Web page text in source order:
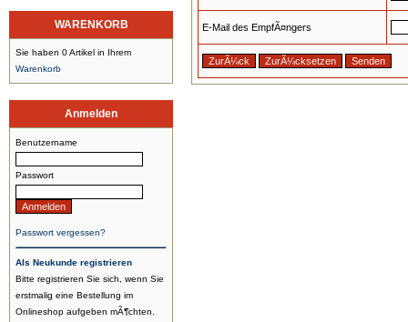
WARENKORB
Sie haben 0 Artikel in Ihrem
Warenkorb
Anmelden
Benutzername
Passwort
Passwort vergessen?
Als Neukunde registrieren
Bitte registrieren Sie sich, wenn Sie
erstmalig eine Bestellung im
Onlineshop aufgeben mÃ¶chten.
E-Mail des EmpfÃ¤ngers